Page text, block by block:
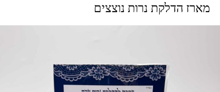
מארז הדלקת נרות נוצצים